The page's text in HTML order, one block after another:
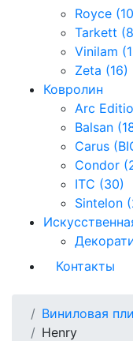
Royce
Tarkett
Vinilam
Zeta (16)
Ковролин
Arc
Balsan
Carus
Condor
ITC (30)
Sintelon
Контакты
Виниловая
Henry